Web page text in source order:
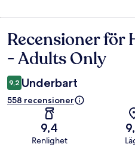
Recensioner
Recensioner för
- Adults Only
9,2 Underbart
558 recensioner
9,4
Renlighet